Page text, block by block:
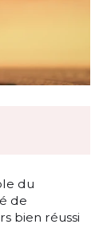
du
de
bien réussi